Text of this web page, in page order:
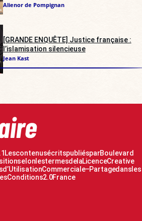
Alienor de Pompignan
[GRANDE ENQUÊTE] Justice française :
l’islamisation silencieuse
Jean Kast
Les contenus écrits publiés par Boulevard
selon les termes de la Licence Creative
Commerciale – Partage dans les
Conditions 2.0 France